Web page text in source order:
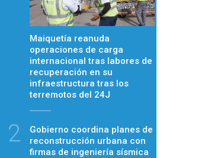
Maiquetía reanuda
operaciones de carga
internacional tras labores de
recuperación en su
infraestructura tras los
terremotos del 24J
2
Gobierno coordina planes de
reconstrucción urbana con
firmas de ingeniería sísmica